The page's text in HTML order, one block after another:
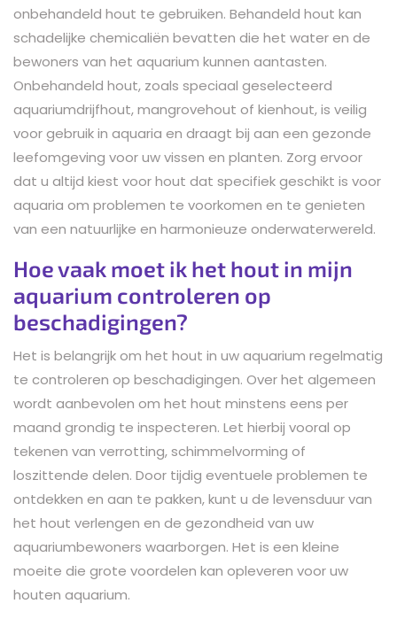
onbehandeld hout te gebruiken. Behandeld hout kan
schadelijke chemicaliën bevatten die het water en de
bewoners van het aquarium kunnen aantasten.
Onbehandeld hout, zoals speciaal geselecteerd
aquariumdrijfhout, mangrovehout of kienhout, is veilig
voor gebruik in aquaria en draagt bij aan een gezonde
leefomgeving voor uw vissen en planten. Zorg ervoor
dat u altijd kiest voor hout dat specifiek geschikt is voor
aquaria om problemen te voorkomen en te genieten
van een natuurlijke en harmonieuze onderwaterwereld.
Hoe vaak moet ik het hout in mijn
aquarium controleren op
beschadigingen?
Het is belangrijk om het hout in uw aquarium regelmatig
te controleren op beschadigingen. Over het algemeen
wordt aanbevolen om het hout minstens eens per
maand grondig te inspecteren. Let hierbij vooral op
tekenen van verrotting, schimmelvorming of
loszittende delen. Door tijdig eventuele problemen te
ontdekken en aan te pakken, kunt u de levensduur van
het hout verlengen en de gezondheid van uw
aquariumbewoners waarborgen. Het is een kleine
moeite die grote voordelen kan opleveren voor uw
houten aquarium.